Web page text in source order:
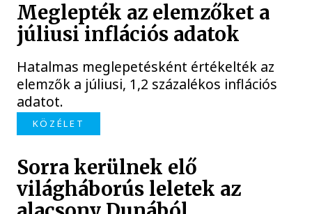
Meglepték az elemzőket a
júliusi inflációs adatok
Hatalmas meglepetésként értékelték az
elemzők a júliusi, 1,2 százalékos inflációs
adatot.
KÖZÉLET
Sorra kerülnek elő
világháborús leletek az